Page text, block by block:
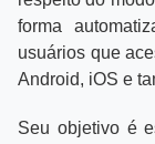
forma
usuários que
Android, iOS e
Seu objetivo é